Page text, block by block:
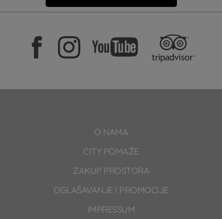
O NAMA
CITY POMAŽE
ZAKUP PROSTORA
OGLAŠAVANJE I PROMOCIJE
IMPRESSUM